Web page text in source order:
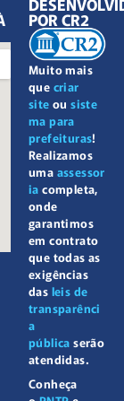
Muito mais
que criar
site ousiste
ma para
prefeituras!
Realizamos
uma assessor
ia completa,
onde
garantimos
em contrato
que todas as
exigências
das leis de
transparênci
a
pública serão
atendidas.
Conheça
POR CR2